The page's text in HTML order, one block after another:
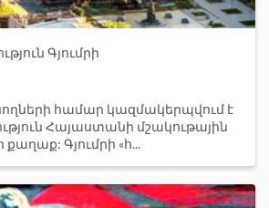
Գյումրի
համար կազմակերպվում է
Հայաստանի մշակութային
քաղաք: Գյումրի «հ...